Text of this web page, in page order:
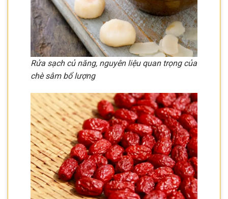
Rửa sạch củ năng, nguyên liệu quan trọng của
chè sâm bổ lượng